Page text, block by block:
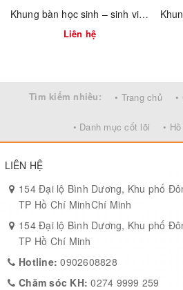
Khung bàn học sinh – sinh viên 750mm tháo ráp nhanh Vinahardware 2300.1.34805
Liên hệ
Tìm kiếm nhiều: • Trang chủ
• Danh mục cốt lõi •
LIÊN HỆ
154 Đại lộ Bình Dương, Khu phố
TP Hồ Chí MinhChí Minh
154 Đại lộ Bình Dương, Khu phố
TP Hồ Chí Minh
Hotline:0902608828
Chăm sóc KH:0274 9999 259